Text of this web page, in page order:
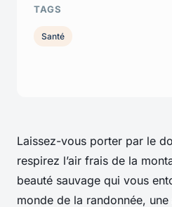
Laissez-vous porter par le
respirez l’air frais de la
beauté sauvage qui vous
monde de la randonnée,
TAGS
Santé